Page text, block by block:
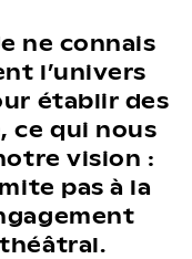
ne connais
l’univers
établir des
ce qui nous
vision :
pas à la